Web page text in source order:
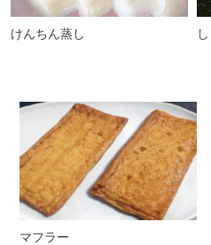
けんちん蒸し
マフラー